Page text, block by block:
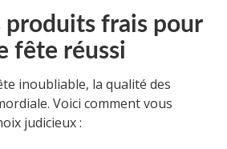
produits frais pour
fête réussi
inoubliable, la qualité des
Voici comment vous
judicieux :